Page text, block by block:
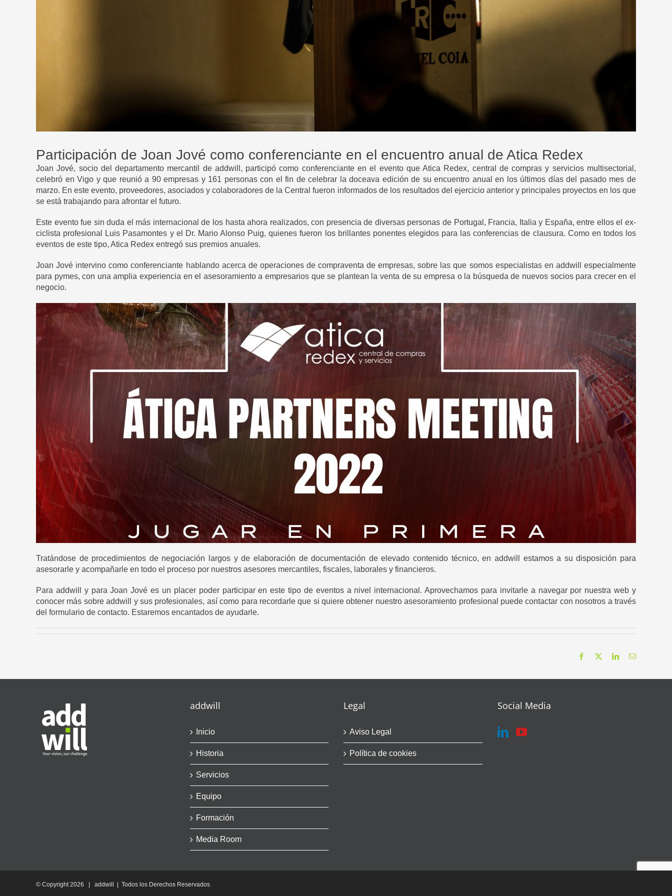
Participación de Joan Jové como conferenciante en el encuentro anual de Atica Redex
Joan Jové, socio del departamento mercantil de addwill, participó como conferenciante en el evento que Atica Redex, central de compras y servicios multisectorial,
celebró en Vigo y que reunió a 90 empresas y 161 personas con el fin de celebrar la doceava edición de su encuentro anual en los últimos días del pasado mes de
marzo. En este evento, proveedores, asociados y colaboradores de la Central fueron informados de los resultados del ejercicio anterior y principales proyectos en los que
se está trabajando para afrontar el futuro.
Este evento fue sin duda el más internacional de los hasta ahora realizados, con presencia de diversas personas de Portugal, Francia, Italia y España, entre ellos el ex-
ciclista profesional Luis Pasamontes y el Dr. Mario Alonso Puig, quienes fueron los brillantes ponentes elegidos para las conferencias de clausura. Como en todos los
eventos de este tipo, Atica Redex entregó sus premios anuales.
Joan Jové intervino como conferenciante hablando acerca de operaciones de compraventa de empresas, sobre las que somos especialistas en addwill especialmente
para pymes, con una amplia experiencia en el asesoramiento a empresarios que se plantean la venta de su empresa o la búsqueda de nuevos socios para crecer en el
negocio.
Tratándose de procedimientos de negociación largos y de elaboración de documentación de elevado contenido técnico, en addwill estamos a su disposición para
asesorarle y acompañarle en todo el proceso por nuestros asesores mercantiles, fiscales, laborales y financieros.
Para addwill y para Joan Jové es un placer poder participar en este tipo de eventos a nivel internacional. Aprovechamos para invitarle a navegar por nuestra web y
conocer más sobre addwill y sus profesionales, así como para recordarle que si quiere obtener nuestro asesoramiento profesional puede contactar con nosotros a través
del formulario de contacto. Estaremos encantados de ayudarle.
Facebook LinkedInCorreo
addwill
Inicio
Historia
Servicios
Equipo
Formación
Media Room
Legal
Aviso Legal
Política de cookies
Social Media
© Copyright2026 | addwill | Todos los Derechos Reservados